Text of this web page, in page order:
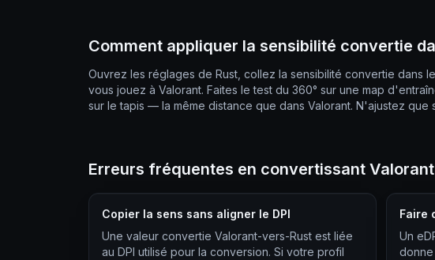
Comment appliquer la sensibilité convertie
Ouvrez les réglages de Rust, collez la sensibilité convertie dans
vous jouez à Valorant. Faites le test du 360° sur une map
sur le tapis — la même distance que dans Valorant. N'ajustez que
Erreurs fréquentes en convertissant
Copier la sens sans aligner le DPI
Une valeur convertie Valorant-vers-Rust est liée
au DPI utilisé pour la conversion. Si votre profil
Faire
Un